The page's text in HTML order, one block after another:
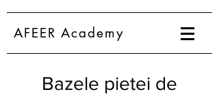
AFEER Academy
Bazele pietei de